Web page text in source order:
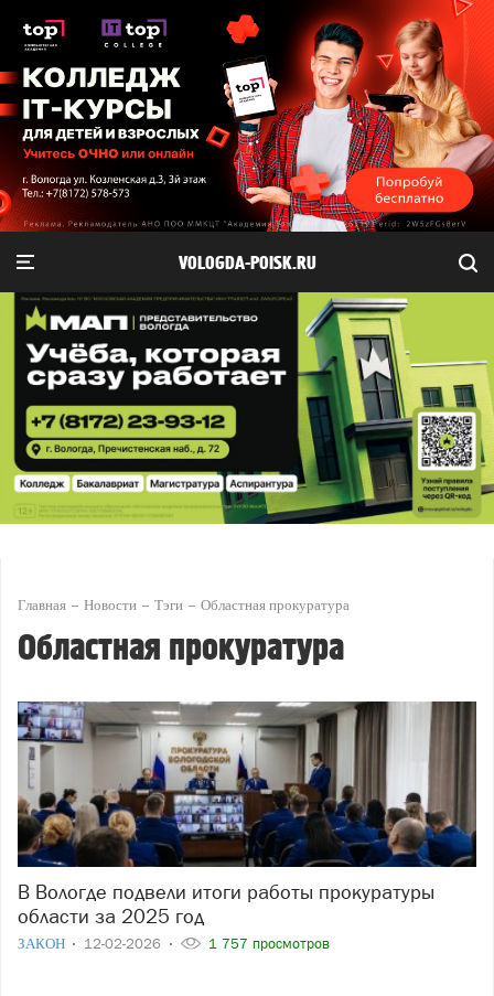
VOLOGDA-POISK.RU
Главная Новости Тэги Областная прокуратура
Областная прокуратура
В Вологде подвели итоги работы прокуратуры
области за 2025 год
ЗАКОН 12-02-2026 1 757 просмотров